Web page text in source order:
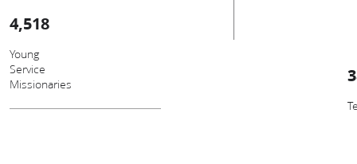
4,518
Young
Service
Missionaries